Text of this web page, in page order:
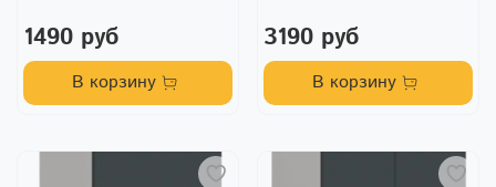
1490 руб
В корзину
3190 руб
В корзину